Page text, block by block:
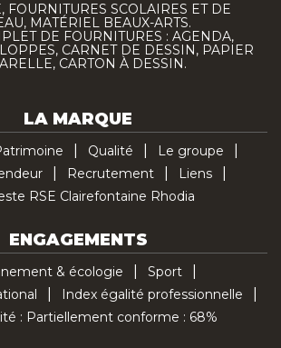
FOURNITURES SCOLAIRES ET DE
MATÉRIEL BEAUX-ARTS.
DE FOURNITURES : AGENDA,
CARNET DE DESSIN, PAPIER
CARTON À DESSIN.
LA MARQUE
Qualité
Le groupe
Recrutement
Liens
RSE Clairefontaine Rhodia
ENGAGEMENTS
& écologie
Sport
Index égalité professionnelle
: Partiellement conforme : 68%